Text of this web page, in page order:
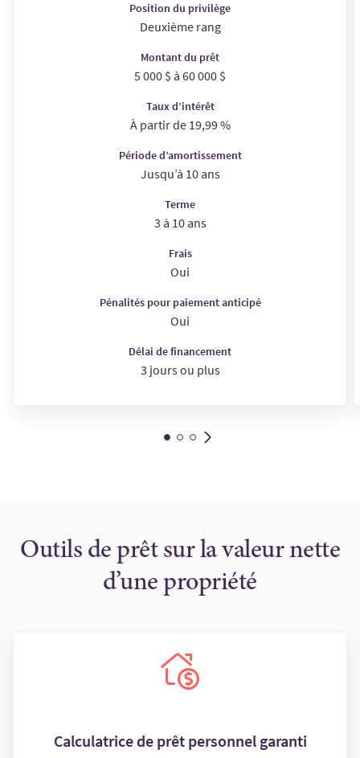
Position du privilège
Deuxième rang
Montant du prêt
5 000 $ à 60 000 $
Taux d’intérêt
À partir de 19,99 %
Période d’amortissement
Jusqu’à 10 ans
Terme
3 à 10 ans
Frais
Oui
Pénalités pour paiement anticipé
Oui
Délai de financement
3 jours ou plus
Outils de prêt sur la valeur nette
d’une propriété
Calculatrice de prêt personnel garanti